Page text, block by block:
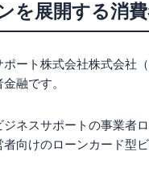
ト3. 柔軟な審査基準
ジネスサポートを他社ビ
ット1：上限金利が高めに設定
ジネスサポートの審査基
を展開する消
ポート株式会社株式会社
融です。
ジネスサポートの事業者
向けのローンカード型ビ